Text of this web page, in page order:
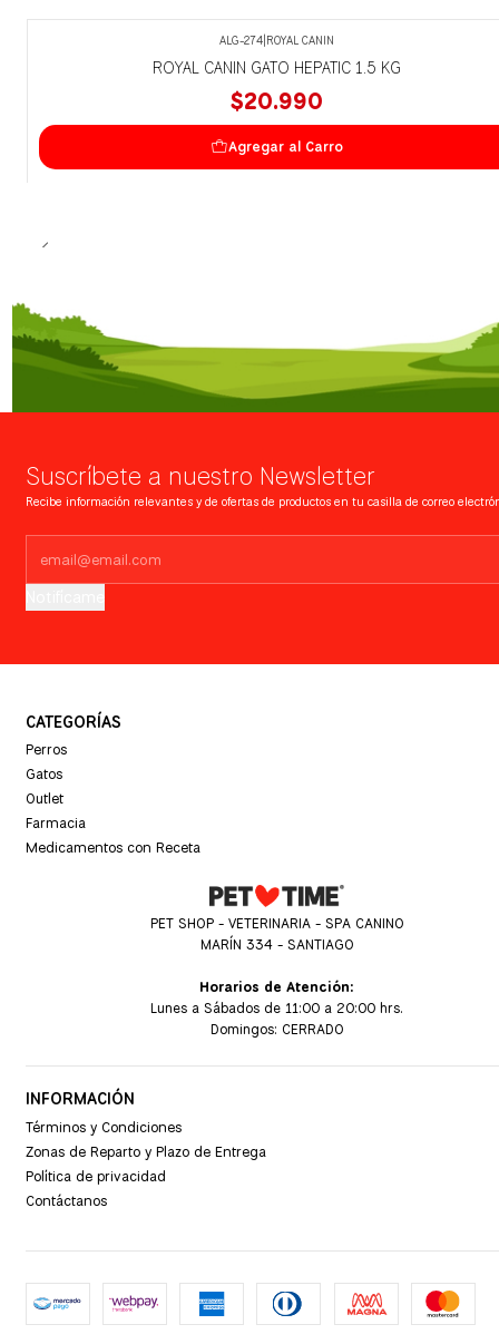
ALG-274 ROYAL CANIN
ROYAL CANIN GATO HEPATIC 1.5 KG
$20.990
Agregar al Carro
Suscríbete a nuestro Newsletter
Recibe información relevantes y de ofertas de productos en tu casilla de correo
CATEGORÍAS
Perros
Gatos
Outlet
Farmacia
Medicamentos con Receta
PET SHOP - VETERINARIA - SPA CANINO
MARÍN 334 - SANTIAGO
Horarios de Atención:
Lunes a Sábados de 11:00 a 20:00 hrs.
Domingos: CERRADO
INFORMACIÓN
Términos y Condiciones
Zonas de Reparto y Plazo de Entrega
Política de privacidad
Contáctanos